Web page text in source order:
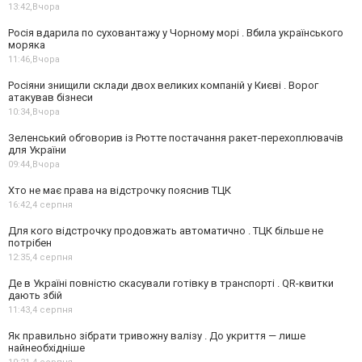
13:42, Вчора
Росія вдарила по суховантажу у Чорному морі . Вбила українського
моряка
11:46, Вчора
Росіяни знищили склади двох великих компаній у Києві . Ворог
атакував бізнеси
10:34, Вчора
Зеленський обговорив із Рютте постачання ракет-перехоплювачів
для України
09:44, Вчора
Хто не має права на відстрочку пояснив ТЦК
16:42,4 серпня
Для кого відстрочку продовжать автоматично . ТЦК більше не
потрібен
12:35,4 серпня
Де в Україні повністю скасували готівку в транспорті . QR-квитки
дають збій
11:43,4 серпня
Як правильно зібрати тривожну валізу . До укриття — лише
найнеобхідніше